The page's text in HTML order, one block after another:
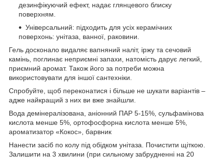
дезинфікуючий ефект, надає глянцевого блиску
поверхням.
Універсальний: підходить для усіх керамічних
поверхонь: унітаза, ванної, раковини.
Гель досконало видаляє вапняний наліт, іржу та сечовий
камінь, поглинає неприємні запахи, натомість дарує легкий,
приємний аромат. Також його за потреби можна
використовувати для іншої сантехніки.
Спробуйте, щоб переконатися і більше не шукати варіантів –
адже найкращий з них ви вже знайшли.
Вода демінералізована, аніонний ПАР 5-15%, сульфамінова
кислота менше 5%, ортофосфорна кислота менше 5%,
ароматизатор «Кокос», барвник
Нанести засіб по колу під обідком унітаза. Почистити щіткою.
Залишити на 3 хвилини (при сильному забрудненні на 20